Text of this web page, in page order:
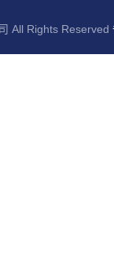
All Rights Reserved